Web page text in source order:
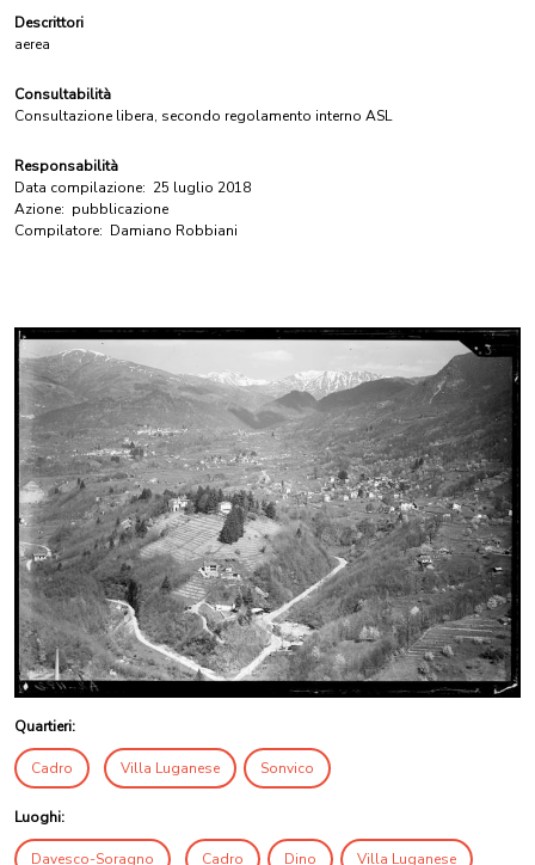
Descrittori
aerea
Consultabilità
Consultazione libera, secondo regolamento interno ASL
Responsabilità
Data compilazione: 25 luglio 2018
Azione: pubblicazione
Compilatore: Damiano Robbiani
Quartieri:
Cadro Villa Luganese Sonvico
Luoghi:
Davesco-Soragno Cadro Dino Villa Luganese